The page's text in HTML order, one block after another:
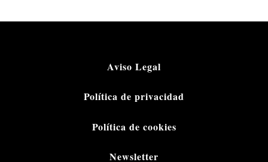
Aviso Legal
Política de privacidad
Política de cookies
Newsletter